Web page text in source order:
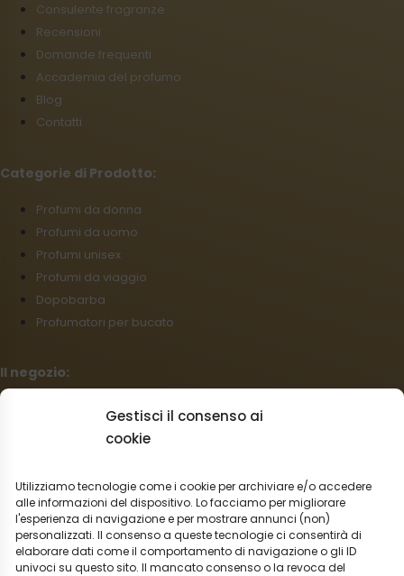
Gestisci il consenso ai
cookie
Utilizziamo tecnologie come i cookie per archiviare e/o accedere
alle informazioni del dispositivo. Lo facciamo per migliorare
l'esperienza di navigazione e per mostrare annunci (non)
personalizzati. Il consenso a queste tecnologie ci consentirà di
elaborare dati come il comportamento di navigazione o gli ID
univoci su questo sito. Il mancato consenso o la revoca del
Consulente fragranze
Recensioni
Domande frequenti
Accademia del profumo
Blog
Contatti
Categorie di Prodotto:
Profumi da donna
Profumi da uomo
Profumi unisex
Profumi da viaggio
Dopobarba
Profumatori per bucato
Il negozio:
Condizioni commerciali
Regolamento per I reclami
Vendita all’ingrosso
Recesso dal contratto
Italiano